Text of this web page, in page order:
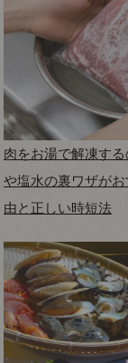
肉をお湯で解凍す
や塩水の裏ワザが
由と正しい時短法